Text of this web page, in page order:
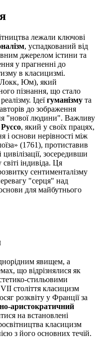
лежали ключові
, успадкований від
джерелом істини та
у прагненні до
в класицизмі.
Юм), який
пізнання, що стало
Ідеїгуманізму та
до зображення
"нової людини". Важливу
, який у своїх працях,
і основи нерівності між
(1761), протиставив
зосередивши
індивіда. Ця
сентименталізму
"серця" над
для майбутнього
явищем, а
що відрізнялися як
стильовими
століття класицизм
розквіту у Франції за
аристократичний
на встановлені
класицизм
з його основних течій.